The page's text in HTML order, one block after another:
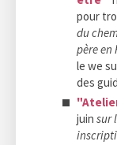
pour
du
père en
le we
des
juin sur